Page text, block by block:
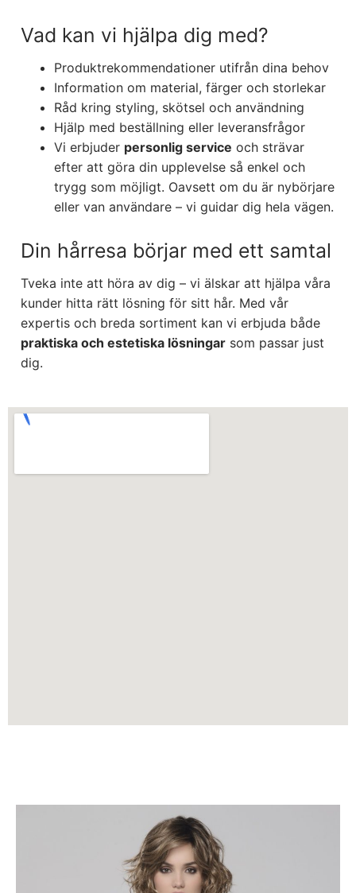
Vad kan vi hjälpa dig med?
Produktrekommendationer utifrån dina behov
Information om material, färger och storlekar
Råd kring styling, skötsel och användning
Hjälp med beställning eller leveransfrågor
Vi erbjuder personlig service och strävar
efter att göra din upplevelse så enkel och
trygg som möjligt. Oavsett om du är nybörjare
eller van användare – vi guidar dig hela vägen.
Din hårresa börjar med ett samtal
Tveka inte att höra av dig – vi älskar att hjälpa våra
kunder hitta rätt lösning för sitt hår. Med vår
expertis och breda sortiment kan vi erbjuda både
praktiska och estetiska lösningar som passar just
dig.